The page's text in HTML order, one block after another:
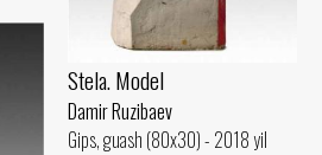
Stela. Model
Damir Ruzibaev
Gips, guash (80x30) - 2018 yil